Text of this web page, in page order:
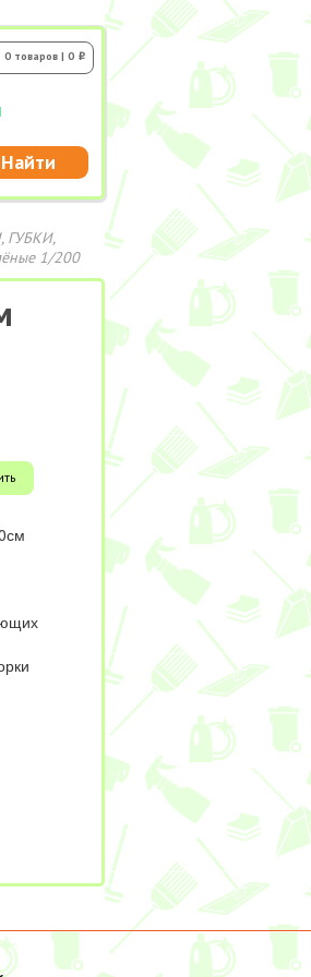
Найти
0 товаров | 0 i
1/200